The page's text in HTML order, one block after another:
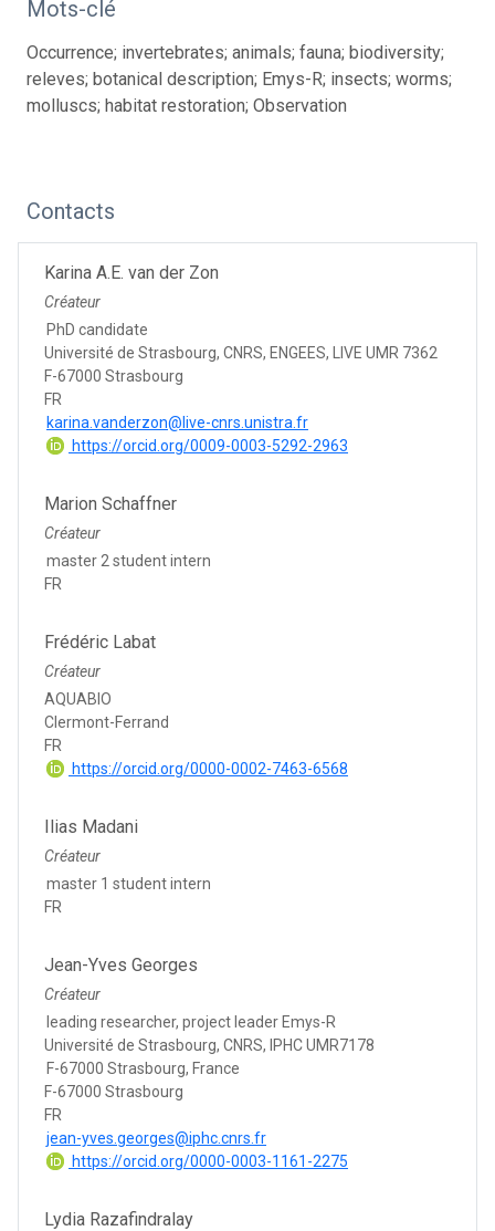
Mots-clé
Occurrence; invertebrates; animals; fauna; biodiversity;
releves; botanical description; Emys-R; insects; worms;
molluscs; habitat restoration; Observation
Contacts
Karina A.E. van der Zon
Créateur
PhD candidate
Université de Strasbourg, CNRS, ENGEES, LIVE UMR 7362
F-67000 Strasbourg
FR
karina.vanderzon@live-cnrs.unistra.fr
https://orcid.org/0009-0003-5292-2963
Marion Schaffner
Créateur
master 2 student intern
FR
Frédéric Labat
Créateur
AQUABIO
Clermont-Ferrand
FR
https://orcid.org/0000-0002-7463-6568
Ilias Madani
Créateur
master 1 student intern
FR
Jean-Yves Georges
Créateur
leading researcher, project leader Emys-R
Université de Strasbourg, CNRS, IPHC UMR7178
F-67000 Strasbourg, France
F-67000 Strasbourg
FR
jean-yves.georges@iphc.cnrs.fr
https://orcid.org/0000-0003-1161-2275
Lydia Razafindralay